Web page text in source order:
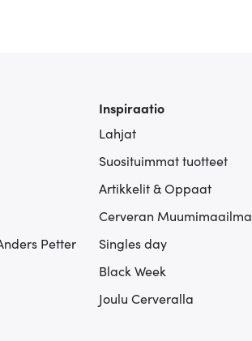
Petter
Inspiraatio
Lahjat
Suosituimmat tuotteet
Artikkelit & Oppaat
Cerveran Muumimaailma
Singles day
Black Week
Joulu Cerveralla